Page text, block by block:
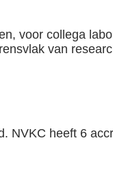
voor collega
van
NVKC heeft 6